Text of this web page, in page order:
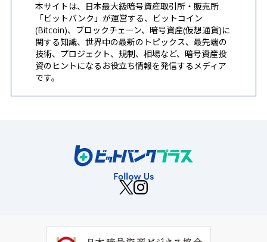
本サイトは、日本最大級暗号資産取引所・販売所
「ビットバンク」が運営する、ビットコイン
(Bitcoin)、ブロックチェーン、暗号資産(仮想通貨)に
関する知識、世界中の最新のトピックス、最先端の
技術、プロジェクト、規制、相場など、暗号資産投
資のヒントになるお役立ち情報を発信するメディア
です。